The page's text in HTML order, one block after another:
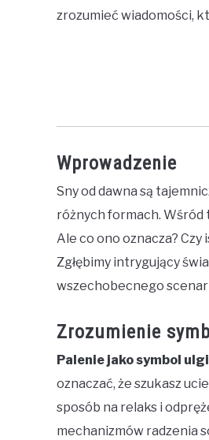
zrozumieć wiadomości,
Wprowadzenie
Sny od dawna są
różnych formach. Wśród
Ale co ono oznacza?
Zgłębimy intrygujący
wszechobecnego
Zrozumienie
Palenie jako symbol
oznaczać, że szukasz
sposób na relaks i
mechanizmów radzenia